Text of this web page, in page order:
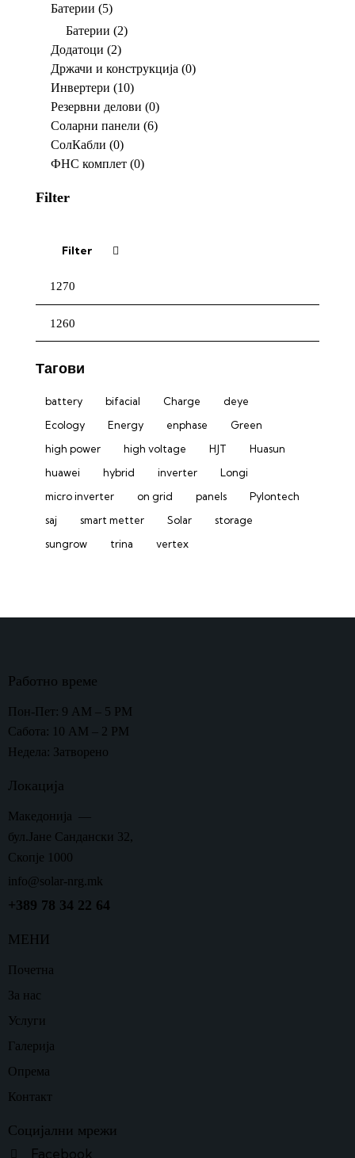
Батерии (5)
Батерии (2)
Додатоци (2)
Држачи и конструкција (0)
Инвертери (10)
Резервни делови (0)
Соларни панели (6)
СолКабли (0)
ФНС комплет (0)
Filter
price
price
Filter
Тагови
battery bifacial Charge
deye
Ecology
Energy enphase
Green
high power
high voltage HJT
Huasun
huawei
hybrid inverter
Longi
micro inverter
on grid panels
Pylontech
saj
smart metter Solar
storage
sungrow
trina vertex
Работно време
Пон-Пет: 9 AM – 5 PM
Сабота: 10 AM – 2 PM
Недела: Затворено
Локација
Македонија —
бул.Јане Сандански 32,
Скопје 1000
info@solar-nrg.mk
+389 78 34 22 64
МЕНИ
Почетна
За нас
Услуги
Галерија
Опрема
Контакт
Социјални мрежи
Facebook